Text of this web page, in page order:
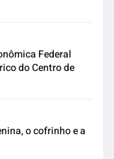
Federal
do Centro de
o cofrinho e a